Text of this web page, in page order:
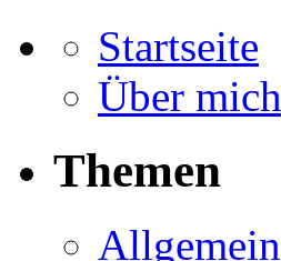
Startseite
Über mich
Themen
Allgemein